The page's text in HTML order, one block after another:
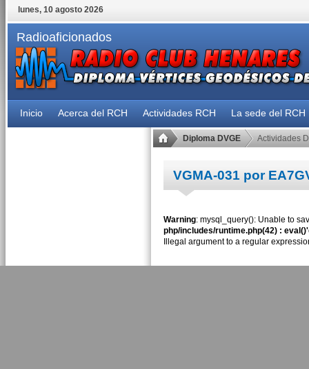
lunes, 10 agosto 2026
Radioaficionados
Inicio Acerca del RCH Actividades RCH La sede del RCH
Diploma DVGE Actividades
VGMA-031 por
Warning: mysql_query(): Unable to
php/includes/runtime.php(42) :
Illegal argument to a regular